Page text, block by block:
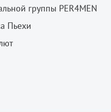
группы PER4MEN
Пьехи